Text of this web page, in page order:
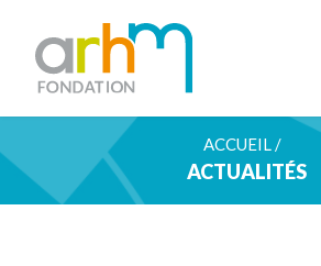
ACCUEIL /
ACTUALITÉS